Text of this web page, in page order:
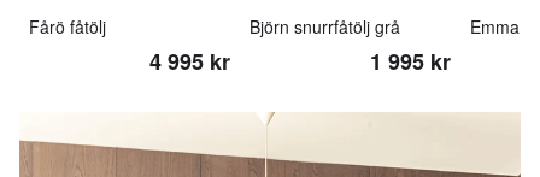
Fårö fåtölj
4 995 kr
Björn snurrfåtölj grå
1 995 kr